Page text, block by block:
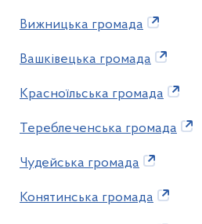
Вижницька громада
Вашківецька громада
Красноїльська громада
Тереблеченська громада
Чудейська громада
Конятинська громада